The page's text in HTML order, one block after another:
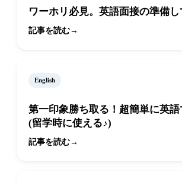
ワーホリ必見。英語面接の準備し
記事を読む
English
第一印象勝ち取る！超簡単に英
(留学時に使える♪)
記事を読む